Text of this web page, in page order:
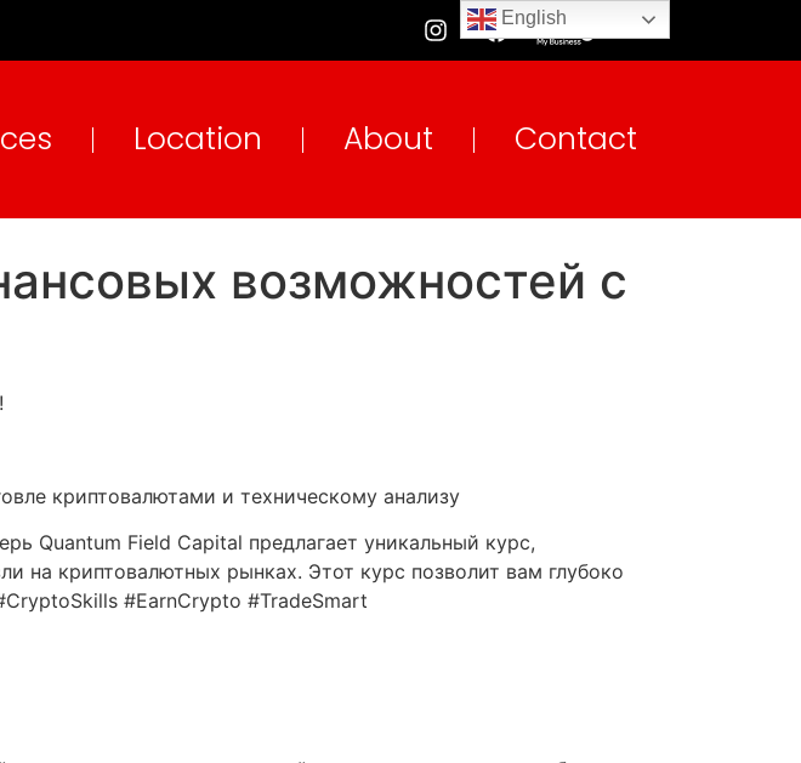
Location About Contact
возможностей с
криптовалютами и техническому анализу
Quantum Field Capital предлагает уникальный курс,
на криптовалютных рынках. Этот курс позволит вам глубоко
#EarnCrypto #TradeSmart
English